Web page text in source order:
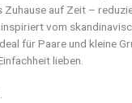
Zuhause auf Zeit –
vom
für Paare und kleine
lieben.